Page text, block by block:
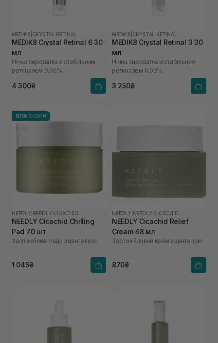
MEDIK8 CRYSTAL RETINAL
MEDIK8 Crystal Retinal 6 30
мл
Нічна сироватка зі стабільним
ретиналем 0,06%
4 300₴
MEDIK8 CRYSTAL RETINAL
MEDIK8 Crystal Retinal 3 30
мл
Нічна сироватка зі стабільним
ретиналем 0.03%
3 250₴
ВИБІР ОКСАНИ
NEEDLY NEEDLY CICACHID
NEEDLY Cicachid Chilling
Pad 70 шт
Заспокійливі пади з центелою
1 045₴
NEEDLY NEEDLY CICACHID
NEEDLY Cicachid Relief
Cream 48 мл
Заспокійливий крем з центелою
870₴